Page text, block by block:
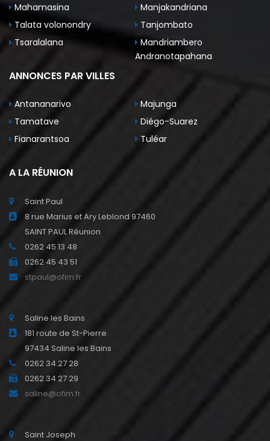
Mahamasina
Manjakandriana
Talata volonondry
Tanjombato
Tsaralalana
Mandriambero
Andranotapahana
ANNONCES PAR VILLES
Antananarivo
Majunga
Tamatave
Diégo-Suarez
Fianarantsoa
Tuléar
A LA RÉUNION
Saint Paul
8 rue Marius et Ary Leblond 97460
SAINT PAUL Réunion
0262 45 13 48
0262 45 43 51
stpaul@ofim.fr
Saline les Bains
181 route de St-Pierre
97434 Saline les Bains
0262 34 27 28
0262 34 27 29
saline@ofim.fr
Saint Joseph